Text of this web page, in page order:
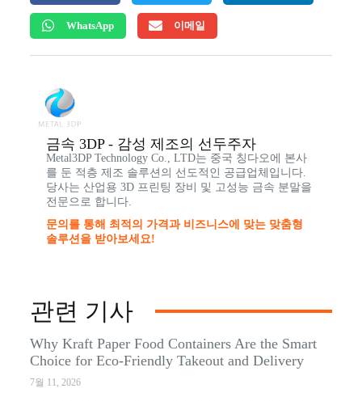
WhatsApp 이메일
금속 3DP - 감성 제조의 선두주자
Metal3DP Technology Co., LTD는 중국 칭다오에 본사
를 둔 적층 제조 솔루션의 선도적인 공급업체입니다.
당사는 산업용 3D 프린팅 장비 및 고성능 금속 분말을
전문으로 합니다.
문의를 통해 최적의 가격과 비즈니스에 맞는 맞춤형
솔루션을 받아보세요!
관련 기사
Why Kraft Paper Food Containers Are the Smart
Choice for Eco-Friendly Takeout and Delivery
7월 11, 2026